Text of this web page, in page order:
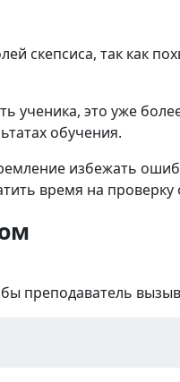
скепсиса, так как
ученика, это уже
обучения.
избежать
время на проверку
преподаватель